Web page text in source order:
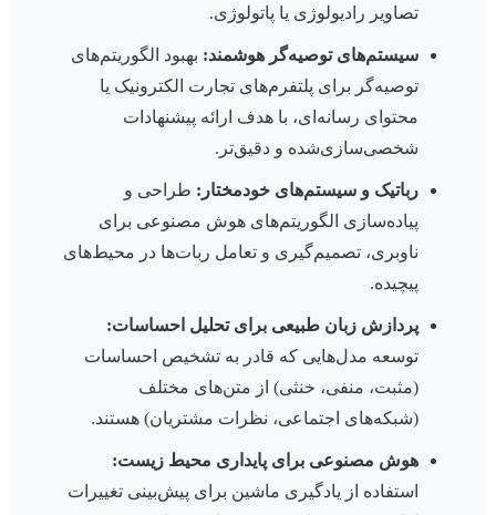
تصاویر رادیولوژی یا پاتولوژی.
سیستم‌های توصیه‌گر هوشمند: بهبود الگوریتم‌های
توصیه‌گر برای پلتفرم‌های تجارت الکترونیک یا
محتوای رسانه‌ای، با هدف ارائه پیشنهادات
شخصی‌سازی‌شده و دقیق‌تر.
رباتیک و سیستم‌های خودمختار: طراحی و
پیاده‌سازی الگوریتم‌های هوش مصنوعی برای
ناوبری، تصمیم‌گیری و تعامل ربات‌ها در محیط‌های
پیچیده.
پردازش زبان طبیعی برای تحلیل احساسات:
توسعه مدل‌هایی که قادر به تشخیص احساسات
(مثبت، منفی، خنثی) از متن‌های مختلف
(شبکه‌های اجتماعی، نظرات مشتریان) هستند.
هوش مصنوعی برای پایداری محیط زیست:
استفاده از یادگیری ماشین برای پیش‌بینی تغییرات